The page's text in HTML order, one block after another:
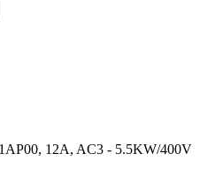
12A, AC3 - 5.5KW/400V